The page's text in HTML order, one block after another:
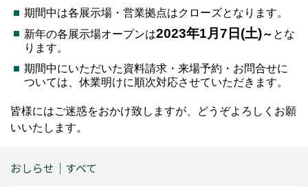
期間中は各展示場・営業拠点はクローズとなります。
新年の各展示場オープンは2023年1月7日(土)～ とな
ります。
期間中にいただいた資料請求・来場予約・お問合せに
ついては、休業明けに順次対応させていただきます。
皆様にはご迷惑をおかけ致しますが、どうぞよろしくお願
いいたします。
おしらせ｜すべて